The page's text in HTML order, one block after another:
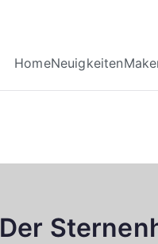
HomeNeuigkeiten
Der